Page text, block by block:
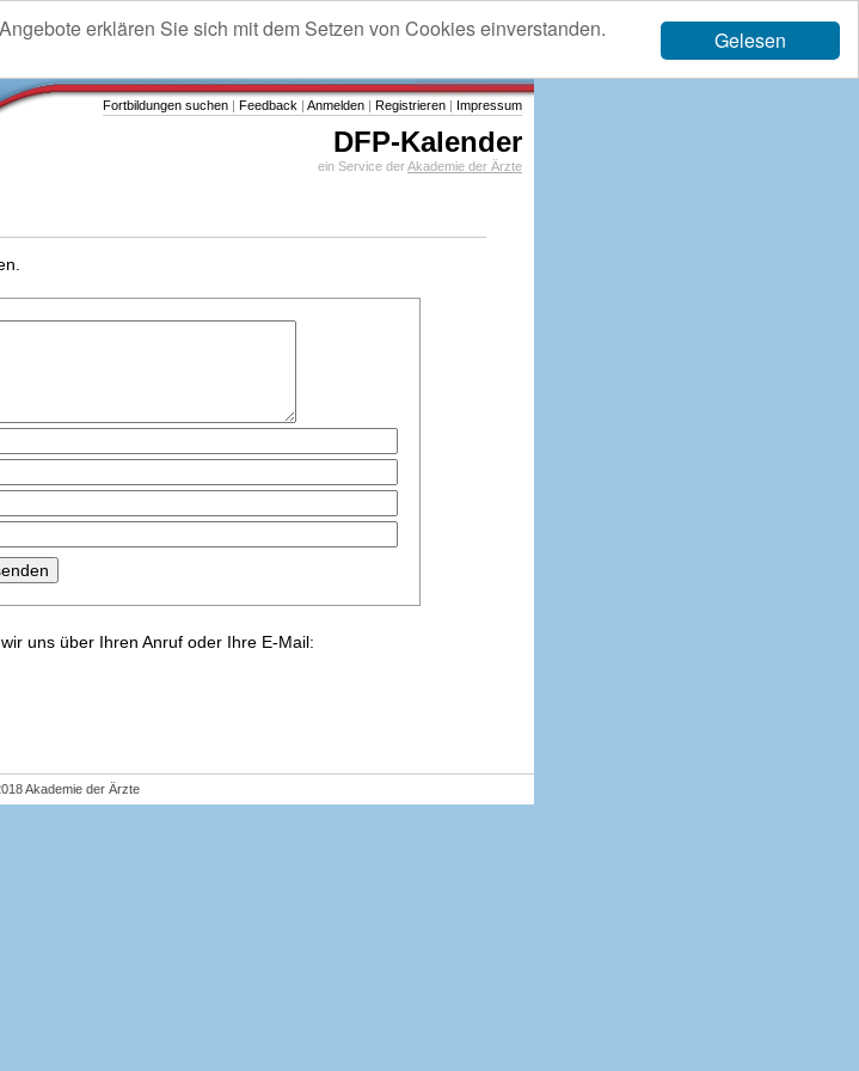
Gelesen
erklären Sie sich mit dem Setzen von Cookies einverstanden.
Fortbildungen suchen | Feedback | Anmelden | Registrieren | Impressum
DFP-Kalender
ein Service derAkademie der Ärzte
uns über Ihren Anruf oder Ihre E-Mail:
Akademie der Ärzte